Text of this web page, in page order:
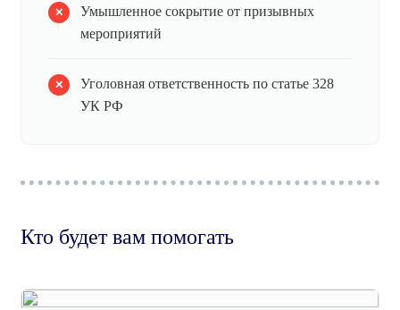
Умышленное сокрытие от призывных
мероприятий
Уголовная ответственность по статье 328
УК РФ
Кто будет вам помогать